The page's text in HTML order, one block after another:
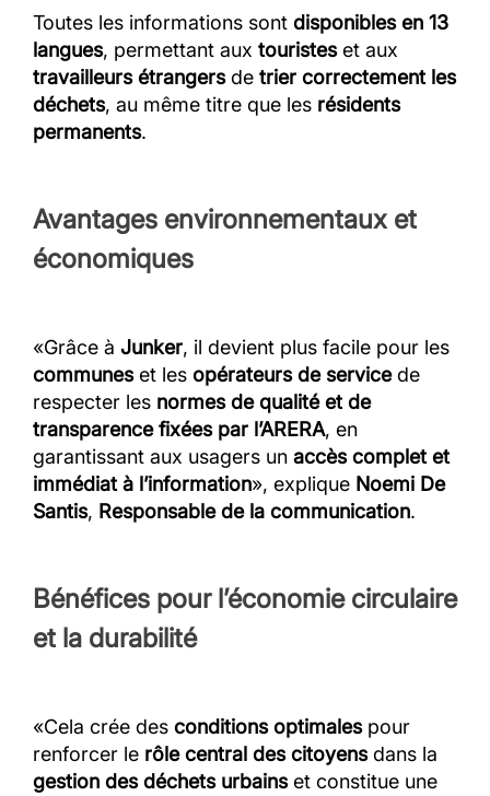
Toutes les informations sont disponibles en 13
langues, permettant aux touristeset aux
travailleurs étrangersde trier correctement les
déchets, au même titre que les résidents
permanents.
Avantages environnementaux et
économiques
«Grâce à Junker, il devient plus facile pour les
communeset les opérateurs de servicede
respecter les normes de qualité et de
transparence fixées par l’ARERA, en
garantissant aux usagers un accès complet et
immédiat à l’information», explique Noemi De
Santis, Responsable de la communication.
Bénéfices pour l’économie circulaire
et la durabilité
«Cela crée des conditions optimalespour
renforcer le rôle central des citoyensdans la
gestion des déchets urbainset constitue une